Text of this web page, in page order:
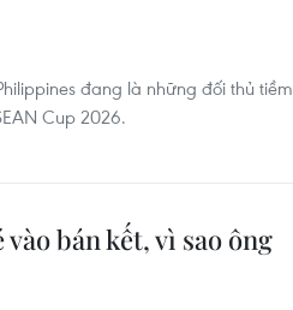
đang là những đối thủ tiềm
Cup 2026.
bán kết, vì sao ông